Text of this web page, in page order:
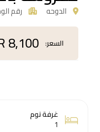
الدوحه رقم
السعر: 8,100
غرفة نوم
1